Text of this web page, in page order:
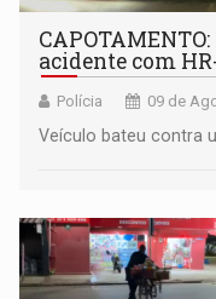
acidente com
Polícia 09 de
Veículo bateu contra